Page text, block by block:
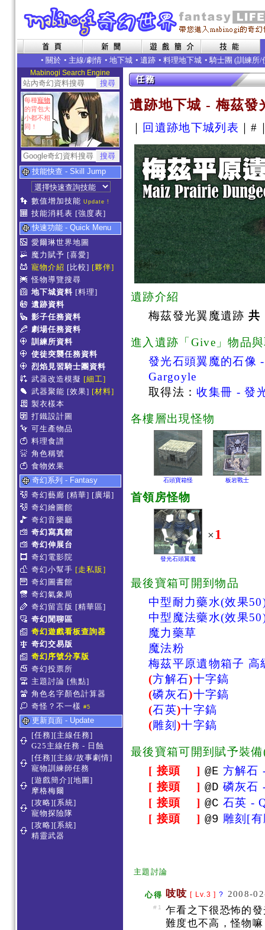
• 關於 • 主線/劇情 • 地下城 • 遺跡 • 料理地下城 • 騎士團 (訓練所/
Mabinogi Search Engine
每種寵物
的背包大
小都不相
同！
技能快查 - Skill Jump
數值增加技能 Update !
技能消耗表 [強度表]
快速功能 - Quick Menu
愛爾琳世界地圖
魔力賦予 [喜愛]
寵物介紹 [比較] [夥伴]
怪物導覽搜尋
地下城資料 [料理]
遺跡資料
影子任務資料
劇場任務資料
訓練所資料
使徒突襲任務資料
烈焰見習騎士團資料
武器改造模擬 [細工]
武器聚能 [效果] [材料]
製衣樣本
打鐵設計圖
可生產物品
料理食譜
角色稱號
食物效果
奇幻系列 - Fantasy
奇幻藝廊 [精華] [廣場]
奇幻繪圖館
奇幻音樂廳
奇幻寫真館
奇幻伸展台
奇幻電影院
奇幻小幫手 [走私販]
奇幻圖書館
奇幻氣象局
奇幻留言版 [精華區]
奇幻閒聊區
奇幻遊戲看板查詢器
奇幻交易版
奇幻序號分享版
奇幻投票所
主題討論 [焦點]
角色名字顏色計算器
奇怪？不一樣 #5
更新頁面 - Update
[任務][主線任務]
G25主線任務 - 日蝕
[任務][主線/故事劇情]
寵物訓練師任務
[遊戲簡介][地圖]
摩格梅爾
[攻略][系統]
寵物探險隊
[攻略][系統]
精靈武器
遺跡地下城 - 梅茲發
回遺跡地下城列表 ｜#
遺跡介紹
梅茲發光翼魔遺跡 共
進入遺跡「Give」物品
發光石頭翼魔的石像
Gargoyle
取得法：收集冊 - 發
各樓層出現怪物
石頭寶箱怪 板岩戰士
首領房怪物
發光石頭翼魔
×1
最後寶箱可開到物品
中型耐力藥水(效果
中型魔法藥水(效果
魔力藥草
魔法粉
梅茲平原遺物箱子 高
(方解石)十字鎬
(磷灰石)十字鎬
(石英)十字鎬
(雕刻)十字鎬
最後寶箱可開到賦予裝
[ 接頭 ] @E 方解石
[ 接頭 ] @D 磷灰石
[ 接頭 ] @C 石英 -
[ 接頭 ] @9 雕刻[
主題討論
心得 吱吱 [ Lv.3 ]? 2008-
#1
乍看之下很恐怖的
難度也不高，怪物